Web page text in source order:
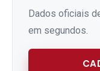
Dados oficiais
em segundos.